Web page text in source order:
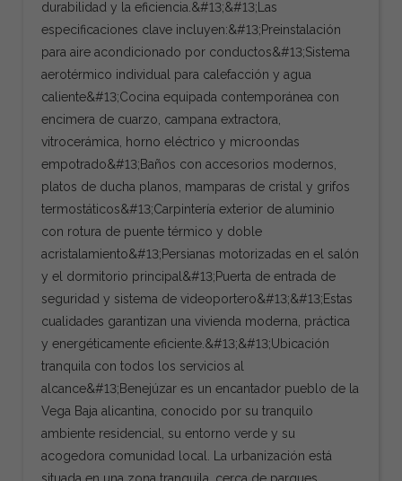
durabilidad y la eficiencia.&#13;&#13;Las
especificaciones clave incluyen:&#13;Preinstalación
para aire acondicionado por conductos&#13;Sistema
aerotérmico individual para calefacción y agua
caliente&#13;Cocina equipada contemporánea con
encimera de cuarzo, campana extractora,
vitrocerámica, horno eléctrico y microondas
empotrado&#13;Baños con accesorios modernos,
platos de ducha planos, mamparas de cristal y grifos
termostáticos&#13;Carpintería exterior de aluminio
con rotura de puente térmico y doble
acristalamiento&#13;Persianas motorizadas en el salón
y el dormitorio principal&#13;Puerta de entrada de
seguridad y sistema de videoportero&#13;&#13;Estas
cualidades garantizan una vivienda moderna, práctica
y energéticamente eficiente.&#13;&#13;Ubicación
tranquila con todos los servicios al
alcance&#13;Benejúzar es un encantador pueblo de la
Vega Baja alicantina, conocido por su tranquilo
ambiente residencial, su entorno verde y su
acogedora comunidad local. La urbanización está
situada en una zona tranquila, cerca de parques,